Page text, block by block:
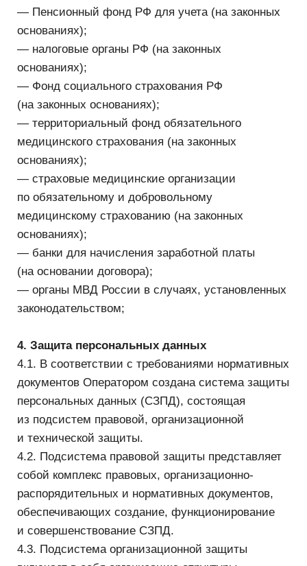
с персональными данными в ИСПД.
4.5.5. Установление индивидуальных паролей
доступа сотрудников в информационную систему
в соответствии с их производственными
обязанностями.
4.5.6. Применение прошедших в установленном
порядке процедуру оценки соответствия средств
защиты информации.
4.5.7. Сертифицированное антивирусное
программное обеспечение с регулярно
обновляемыми базами.
4.5.8. Соблюдение условий, обеспечивающих
сохранность персональных данных
доступ.
4.5.9. Обнаружение фактов несанкционированного
доступа к персональным данным и принятие мер.
4.5.10. Восстановление персональных данных,
вследствие несанкционированного доступа к ним.
4.5.11. Обучение работников Оператора,
персональных данных, положениям
в том числе требованиям к защите персональных
данных, документам, определяющим политику
Оператора в отношении обработки персональных
данных, локальным актам по вопросам обработки
персональных данных.
4.5.12. Осуществление внутреннего контроля
и аудита.
5. Основные права субъекта персональных
данных и обязанности Оператора
5.1. Основные права субъекта персональных
данных.
Субъект имеет право на доступ к его